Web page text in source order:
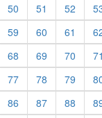
50 51 52
59 60 61
68 69 70 71
77 78 79
86 87 88